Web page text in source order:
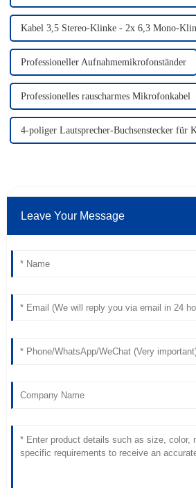
Kabel 3,5 Stereo-Klinke - 2x 6,3 Mono-
Professioneller Aufnahmemikrofonständer
Professionelles rauscharmes Mikrofonkabel
4-poliger Lautsprecher-Buchsenstecker für
Leave Your Message